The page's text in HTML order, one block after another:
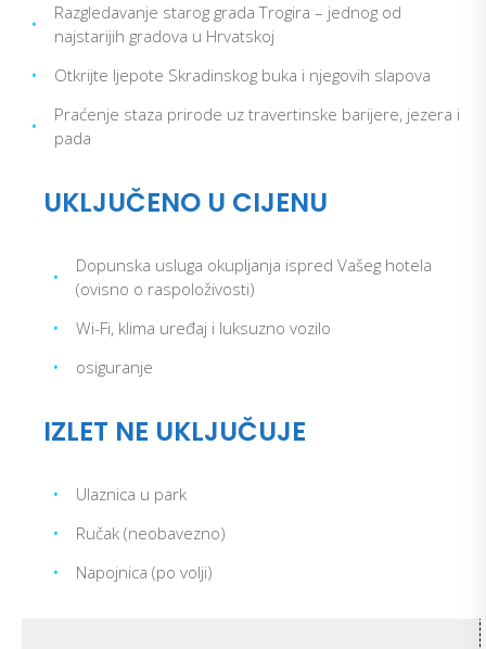
•
Razgledavanje starog grada Trogira – jednog od
najstarijih gradova u Hrvatskoj
•
Otkrijte ljepote Skradinskog buka i njegovih slapova
•
Praćenje staza prirode uz travertinske barijere, jezera i
pada
UKLJUČENO U CIJENU
•
Dopunska usluga okupljanja ispred Vašeg hotela
(ovisno o raspoloživosti)
•
Wi-Fi, klima uređaj i luksuzno vozilo
•
osiguranje
IZLET NE UKLJUČUJE
•
Ulaznica u park
•
Ručak (neobavezno)
•
Napojnica (po volji)